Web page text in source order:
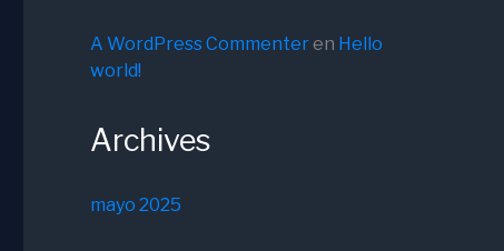
A WordPress Commenteren Hello
world!
Archives
mayo 2025